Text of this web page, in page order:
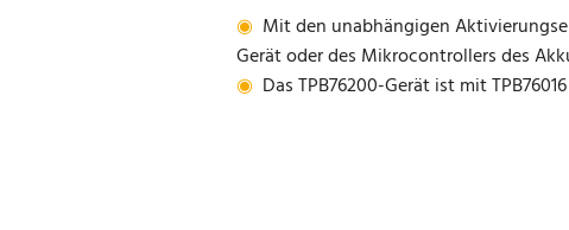
◉ Mit den unabhängigen
Gerät oder des Mikrocontrollers des
◉ Das TPB76200-Gerät ist mit